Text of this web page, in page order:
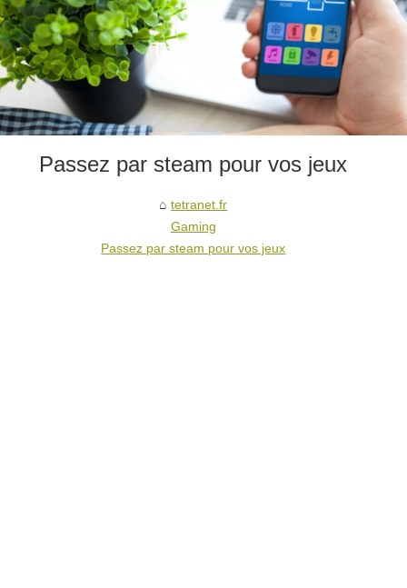
Passez par steam pour vos jeux
tetranet.fr
Gaming
Passez par steam pour vos jeux